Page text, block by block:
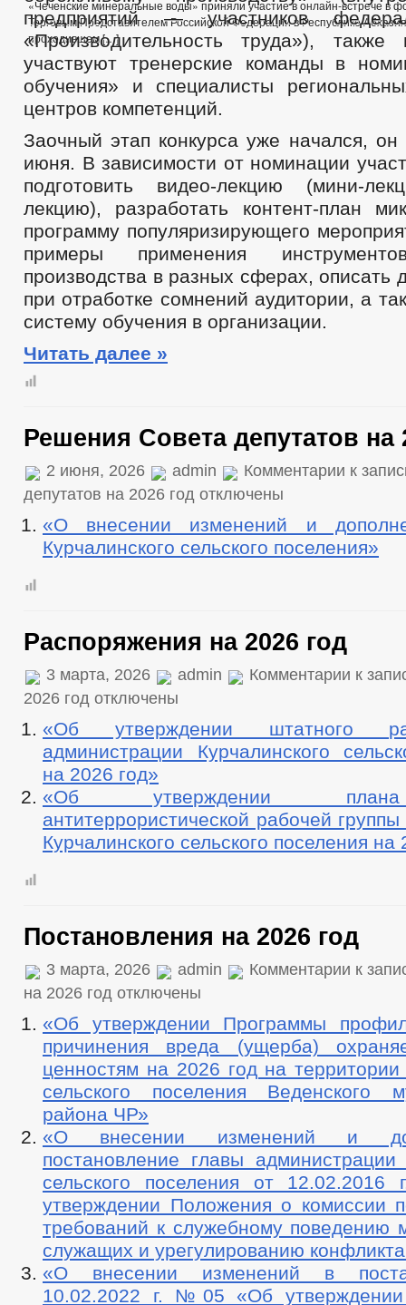
«Чеченские минеральные воды» приняли участие в онлайн-встрече в
Торговым Представителем Российской Федерации в Республике
проходившем […]
предприятий — участников
«Производительность труда»), также
участвуют тренерские команды в
обучения» и специалисты
центров компетенций.
Заочный этап конкурса уже начался,
июня. В зависимости от номинации
подготовить видео-лекцию (мини-
лекцию), разработать контент-план
программу популяризирующего
примеры применения
производства в разных сферах, описать
при отработке сомнений аудитории, а
систему обучения в организации.
Читать далее »
Решения Совета депутатов на
2 июня, 2026 admin Комментарии к
депутатов на 2026 год отключены
«О внесении изменений и
Курчалинского сельского поселения»
Распоряжения на 2026 год
3 марта, 2026 admin Комментарии к
2026 год отключены
«Об утверждении штатного
администрации Курчалинского
на 2026 год»
«Об утверждении
антитеррористической рабочей
Курчалинского сельского поселения на
Постановления на 2026 год
3 марта, 2026 admin Комментарии к
на 2026 год отключены
«Об утверждении Программы
причинения вреда (ущерба)
ценностям на 2026 год на территории
сельского поселения Веденского
района ЧР»
«О внесении изменений и
постановление главы администрации
сельского поселения от
утверждении Положения о комиссии
требований к служебному поведению
служащих и урегулированию
«О внесении изменений в
10.02.2022 г. №05 «Об